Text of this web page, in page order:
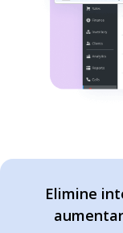
Elimine